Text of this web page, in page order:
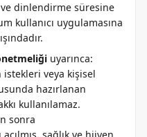
ve dinlendirme süresine
kullanıcı uygulamasına
uyarınca:
istekleri veya kişisel
hazırlanan
kullanılamaz.
sonra